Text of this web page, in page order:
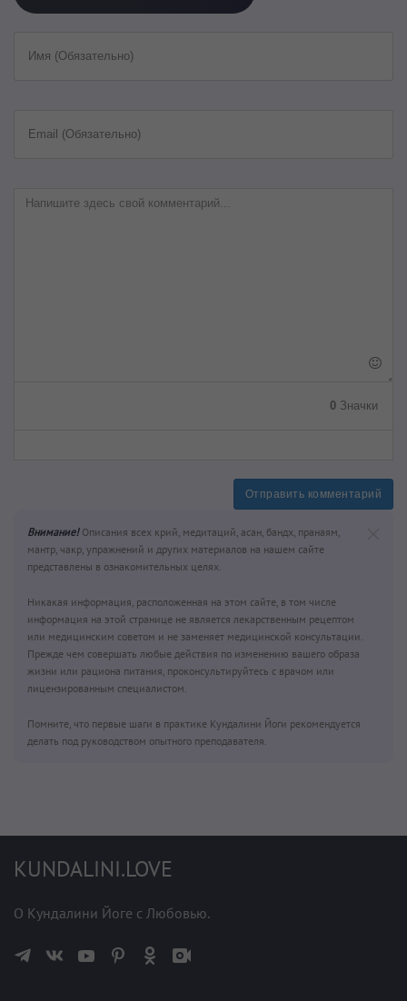
Имя (Обязательно)
Email (Обязательно)
0 Значки
Отправить комментарий
Внимание!Описания всех крий, медитаций, асан, бандх, пранаям,
мантр, чакр, упражнений и других материалов на нашем сайте
представлены в ознакомительных целях.
Никакая информация, расположенная на этом сайте, в том числе
информация на этой странице не является лекарственным рецептом
или медицинским советом и не заменяет медицинской консультации.
Прежде чем совершать любые действия по изменению вашего образа
жизни или рациона питания, проконсультируйтесь с врачом или
лицензированным специалистом.
Помните, что первые шаги в практике Кундалини Йоги рекомендуется
делать под руководством опытного преподавателя.
KUNDALINI.LOVE
О Кундалини Йоге с Любовью.